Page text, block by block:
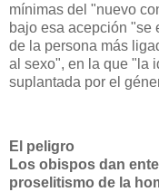
mínimas del "nuevo
bajo esa acepción "se
de la persona más
al sexo", en la que "la
suplantada por el
El peligro
Los obispos dan
proselitismo de la